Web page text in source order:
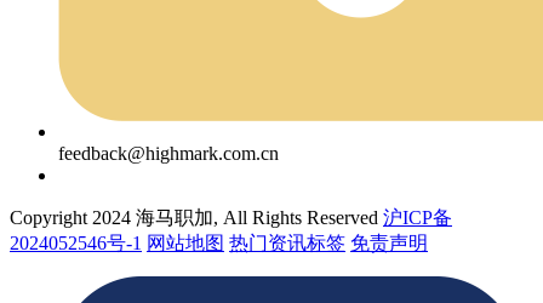
feedback@highmark.com.cn
Copyright 2024 海马职加, All Rights Reserved 沪ICP备
2024052546号-1 网站地图 热门资讯标签 免责声明